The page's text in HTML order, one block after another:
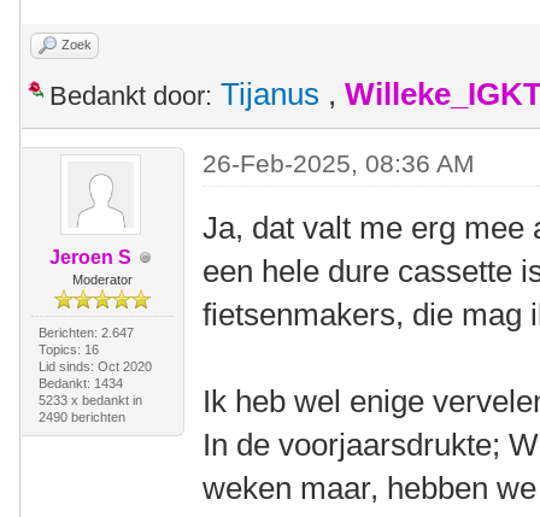
Zoek
Bedankt door: Tijanus ,
Jeroen S
Moderator
Berichten: 2.647
Topics: 16
Lid sinds: Oct 2020
Bedankt: 1434
5233 x bedankt in
2490 berichten
26-Feb-2025, 08:36 AM
Ja, dat valt me erg mee
een hele dure cassette
fietsenmakers, die mag
Ik heb wel enige
In de voorjaarsdrukte;
weken maar, hebben